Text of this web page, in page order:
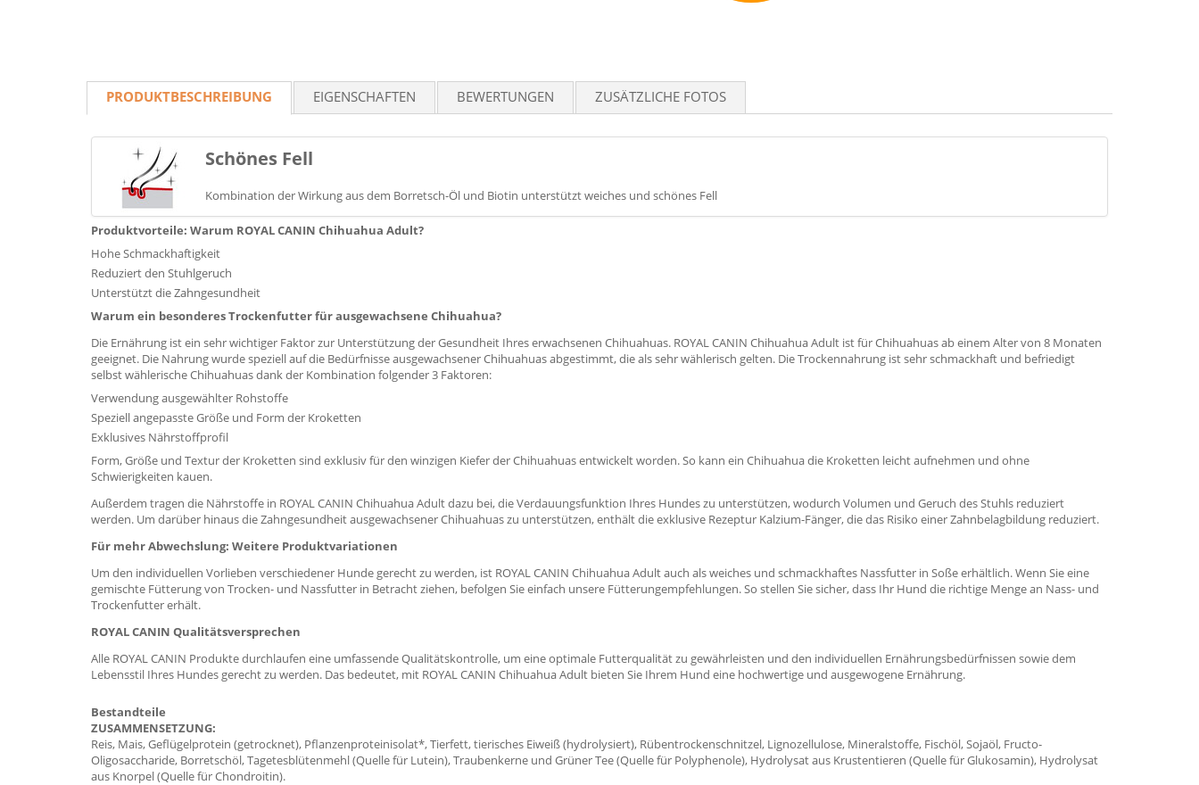
Recommend
PRODUKTBESCHREIBUNG EIGENSCHAFTEN BEWERTUNGEN ZUSÄTZLICHE FOTOS
Schönes Fell
Kombination der Wirkung aus dem Borretsch-Öl und Biotin unterstützt weiches und schönes Fell
Produktvorteile: Warum ROYAL CANIN Chihuahua Adult?
Hohe Schmackhaftigkeit
Reduziert den Stuhlgeruch
Unterstützt die Zahngesundheit
Warum ein besonderes Trockenfutter für ausgewachsene Chihuahua?
Die Ernährung ist ein sehr wichtiger Faktor zur Unterstützung der Gesundheit Ihres erwachsenen Chihuahuas. ROYAL CANIN Chihuahua Adult ist für Chihuahuas ab einem Alter von 8 Monaten
geeignet. Die Nahrung wurde speziell auf die Bedürfnisse ausgewachsener Chihuahuas abgestimmt, die als sehr wählerisch gelten. Die Trockennahrung ist sehr schmackhaft und befriedigt
selbst wählerische Chihuahuas dank der Kombination folgender 3 Faktoren:
Verwendung ausgewählter Rohstoffe
Speziell angepasste Größe und Form der Kroketten
Exklusives Nährstoffprofil
Form, Größe und Textur der Kroketten sind exklusiv für den winzigen Kiefer der Chihuahuas entwickelt worden. So kann ein Chihuahua die Kroketten leicht aufnehmen und ohne
Schwierigkeiten kauen.
Außerdem tragen die Nährstoffe in ROYAL CANIN Chihuahua Adult dazu bei, die Verdauungsfunktion Ihres Hundes zu unterstützen, wodurch Volumen und Geruch des Stuhls reduziert
werden. Um darüber hinaus die Zahngesundheit ausgewachsener Chihuahuas zu unterstützen, enthält die exklusive Rezeptur Kalzium-Fänger, die das Risiko einer Zahnbelagbildung reduziert.
Für mehr Abwechslung: Weitere Produktvariationen
Um den individuellen Vorlieben verschiedener Hunde gerecht zu werden, ist ROYAL CANIN Chihuahua Adult auch als weiches und schmackhaftes Nassfutter in Soße erhältlich. Wenn Sie eine
gemischte Fütterung von Trocken- und Nassfutter in Betracht ziehen, befolgen Sie einfach unsere Fütterungempfehlungen. So stellen Sie sicher, dass Ihr Hund die richtige Menge an Nass- und
Trockenfutter erhält.
ROYAL CANIN Qualitätsversprechen
Alle ROYAL CANIN Produkte durchlaufen eine umfassende Qualitätskontrolle, um eine optimale Futterqualität zu gewährleisten und den individuellen Ernährungsbedürfnissen sowie dem
Lebensstil Ihres Hundes gerecht zu werden. Das bedeutet, mit ROYAL CANIN Chihuahua Adult bieten Sie Ihrem Hund eine hochwertige und ausgewogene Ernährung.
Bestandteile
ZUSAMMENSETZUNG:
Reis, Mais, Geflügelprotein (getrocknet), Pflanzenproteinisolat*, Tierfett, tierisches Eiweiß (hydrolysiert), Rübentrockenschnitzel, Lignozellulose, Mineralstoffe, Fischöl, Sojaöl, Fructo-
Oligosaccharide, Borretschöl, Tagetesblütenmehl (Quelle für Lutein), Traubenkerne und Grüner Tee (Quelle für Polyphenole), Hydrolysat aus Krustentieren (Quelle für Glukosamin), Hydrolysat
aus Knorpel (Quelle für Chondroitin).